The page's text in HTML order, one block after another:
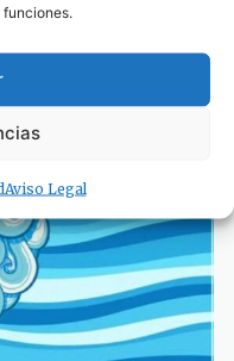
Aviso Legal
de 56.000
en la OPE